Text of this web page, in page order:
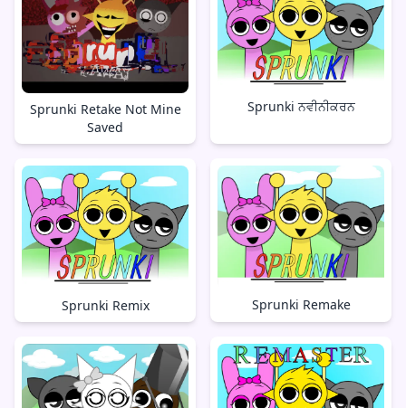
Sprunki Retake Not Mine
Saved
Sprunki ਨਵੀਨੀਕਰਨ
Sprunki Remix Sprunki Remake